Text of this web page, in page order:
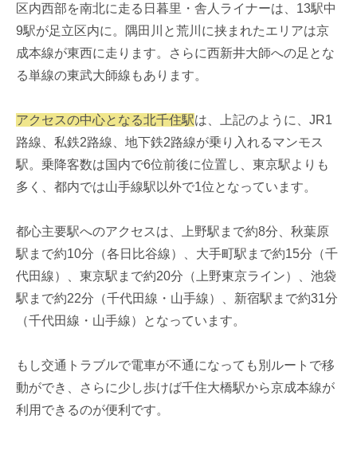
区内西部を南北に走る日暮里・舎人ライナーは、13駅中
9駅が足立区内に。隅田川と荒川に挟まれたエリアは京
成本線が東西に走ります。さらに西新井大師への足とな
る単線の東武大師線もあります。
アクセスの中心となる北千住駅は、上記のように、JR1
路線、私鉄2路線、地下鉄2路線が乗り入れるマンモス
駅。乗降客数は国内で6位前後に位置し、東京駅よりも
多く、都内では山手線駅以外で1位となっています。
都心主要駅へのアクセスは、上野駅まで約8分、秋葉原
駅まで約10分（各日比谷線）、大手町駅まで約15分（千
代田線）、東京駅まで約20分（上野東京ライン）、池袋
駅まで約22分（千代田線・山手線）、新宿駅まで約31分
（千代田線・山手線）となっています。
もし交通トラブルで電車が不通になっても別ルートで移
動ができ、さらに少し歩けば千住大橋駅から京成本線が
利用できるのが便利です。